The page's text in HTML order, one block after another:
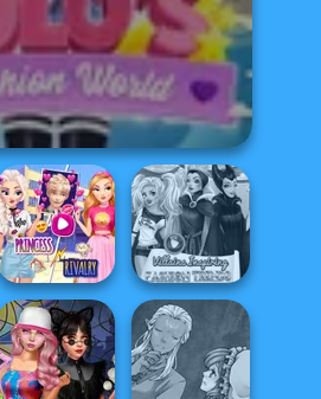
Elsa And
Rapunzel
Princess Riv...
Villains Inspiring
Fashion Tre...